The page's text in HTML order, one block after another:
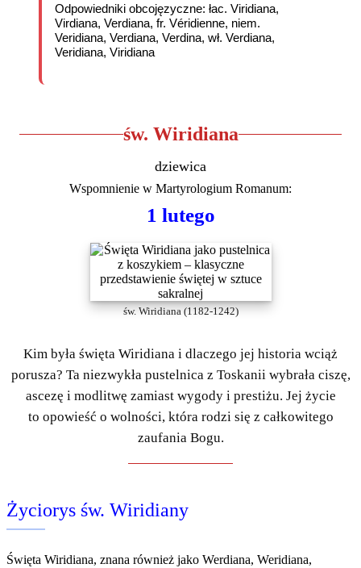
Odpowiedniki obcojęzyczne: łac. Viridiana,
Virdiana, Verdiana, fr. Véridienne, niem.
Veridiana, Verdiana, Verdina, wł. Verdiana,
Veridiana, Viridiana
św. Wiridiana
dziewica
Wspomnienie w Martyrologium Romanum:
1 lutego
św. Wiridiana (1182-1242)
Kim była święta Wiridiana i dlaczego jej historia wciąż
porusza? Ta niezwykła pustelnica z Toskanii wybrała ciszę,
ascezę i modlitwę zamiast wygody i prestiżu. Jej życie
to opowieść o wolności, która rodzi się z całkowitego
zaufania Bogu.
Życiorys św. Wiridiany
Święta Wiridiana, znana również jako Werdiana, Weridiana,